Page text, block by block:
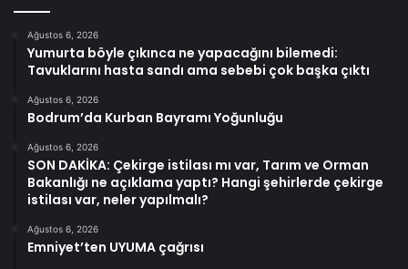
Ağustos 6, 2026
Yumurta böyle çıkınca ne yapacağını bilemedi:
Tavuklarını hasta sandı ama sebebi çok başka çıktı
Ağustos 6, 2026
Bodrum’da Kurban Bayramı Yoğunluğu
Ağustos 6, 2026
SON DAKİKA: Çekirge istilası mı var, Tarım ve Orman
Bakanlığı ne açıklama yaptı? Hangi şehirlerde çekirge
istilası var, neler yapılmalı?
Ağustos 6, 2026
Emniyet’ten UYUMA çağrısı